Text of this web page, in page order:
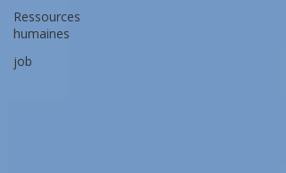
Ressources
humaines
job